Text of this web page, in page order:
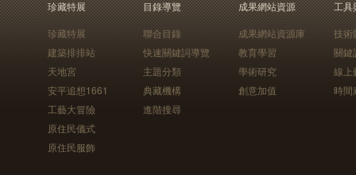
珍藏特展
珍藏特展
建築排排站
天地宮
安平追想1661
工藝大冒險
原住民儀式
原住民服飾
目錄導覽
聯合目錄
快速關鍵詞導覽
主題分類
典藏機構
進階搜尋
成果網站資源
成果網站資源庫
教育學習
學術研究
創意加值
工具
技術
關鍵
線上
時間